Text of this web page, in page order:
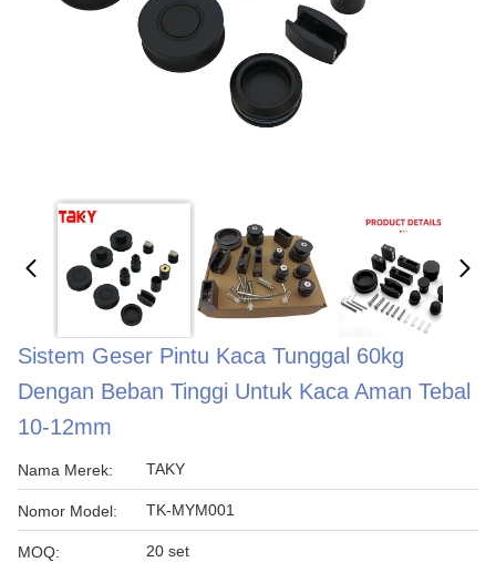
Sistem Geser Pintu Kaca Tunggal 60kg
Dengan Beban Tinggi Untuk Kaca Aman Tebal
10-12mm
Nama Merek: TAKY
Nomor Model: TK-MYM001
MOQ: 20 set